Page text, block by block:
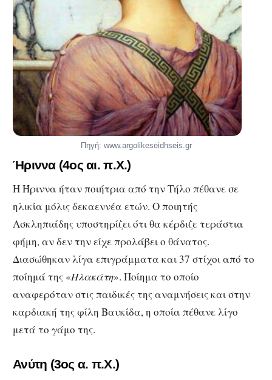
Πηγή: www.argolikeseidhseis.gr
Ήριννα (4ος αι. π.Χ.)
Η Ήριννα ήταν ποιήτρια από την Τήλο πέθανε σε
ηλικία μόλις δεκαεννέα ετών. Ο ποιητής
Ασκληπιάδης υποστηρίζει ότι θα κέρδιζε τεράστια
φήμη, αν δεν την είχε προλάβει ο θάνατος.
Διασώθηκαν λίγα επιγράμματα και 37 στίχοι από το
ποίημά της «Ηλακάτη». Ποίημα το οποίο
αναφερόταν στις παιδικές της αναμνήσεις και στην
καρδιακή της φίλη Βαυκίδα, η οποία πέθανε λίγο
μετά το γάμο της.
Ανύτη (3ος α. π.Χ.)